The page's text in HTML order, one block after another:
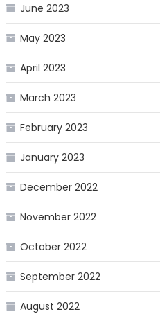
June 2023
May 2023
April 2023
March 2023
February 2023
January 2023
December 2022
November 2022
October 2022
September 2022
August 2022